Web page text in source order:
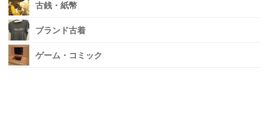
古銭・紙幣
ブランド古着
ゲーム・コミック